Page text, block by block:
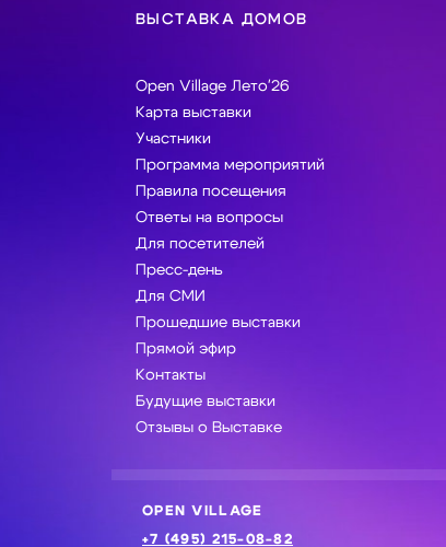
ВЫСТАВКА ДОМОВ
Open Village Лето'26
Карта выставки
Участники
Программа мероприятий
Правила посещения
Ответы на вопросы
Для посетителей
Пресс-день
Для СМИ
Прошедшие выставки
Прямой эфир
Контакты
Будущие выставки
Отзывы о Выставке
OPEN VILLAGE
+7 (495) 215-08-82